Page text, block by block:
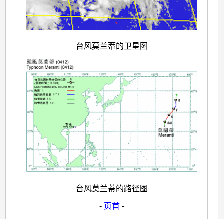
台风莫兰蒂的卫星图
台风莫兰蒂的路径图
- 页首 -